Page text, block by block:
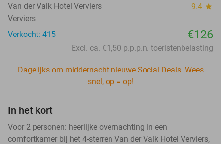
Van der Valk Hotel Verviers 9.4 star
Verviers
Verkocht: 415
€126
Excl. ca. €1,50 p.p.p.n. toeristenbelasting
Dagelijks om middernacht nieuwe Social Deals. Wees
snel, op = op!
In het kort
Voor 2 personen: heerlijke overnachting in een
comfortkamer bij het 4-sterren Van der Valk Hotel Verviers,